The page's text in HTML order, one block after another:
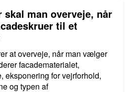
skal man overveje, når
til et
at overveje, når man vælger
facadematerialet,
eksponering for vejrforhold,
og typen af